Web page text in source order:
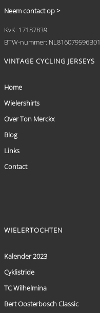
Neem contact op >
KvK: 17187839
BTW-nummer: NL816079596B01
VINTAGE CYCLING JERSEYS
Home
Wielershirts
Over Ton Merckx
Blog
Links
Contact
WIELERTOCHTEN
Kalender 2023
Cyklistride
TC Wilhelmina
Bert Oosterbosch Classic